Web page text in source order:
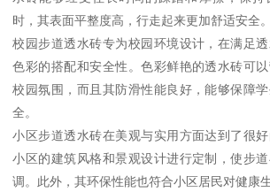
时，其表面平整度高，行走起来更加舒适安全。
校园步道透水砖专为校园环境设计，在满足
色彩的搭配和安全性。色彩鲜艳的透水砖可
校园氛围，而且其防滑性能良好，能够保障
全。
小区步道透水砖在美观与实用方面达到了很
小区的建筑风格和景观设计进行定制，使步
调。此外，其环保性能也符合小区居民对健康